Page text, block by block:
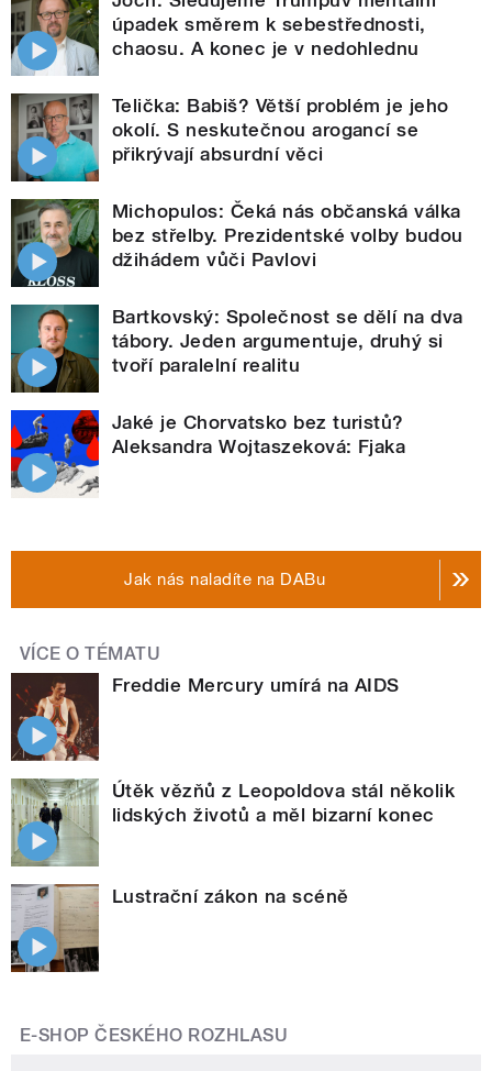
úpadek směrem k sebestřednosti,
chaosu. A konec je v nedohlednu
Telička: Babiš? Větší problém je jeho
okolí. S neskutečnou arogancí se
přikrývají absurdní věci
Michopulos: Čeká nás občanská válka
bez střelby. Prezidentské volby budou
džihádem vůči Pavlovi
Bartkovský: Společnost se dělí na dva
tábory. Jeden argumentuje, druhý si
tvoří paralelní realitu
Jaké je Chorvatsko bez turistů?
Aleksandra Wojtaszeková: Fjaka
Jak nás naladíte na DABu
VÍCE O TÉMATU
Freddie Mercury umírá na AIDS
Útěk vězňů z Leopoldova stál několik
lidských životů a měl bizarní konec
Lustrační zákon na scéně
E-SHOP ČESKÉHO ROZHLASU